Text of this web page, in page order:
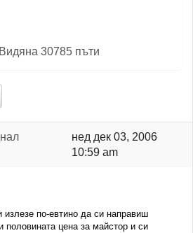
30785 пъти
нед дек 03, 2006
10:59 am
по-евтино да си направиш
половината цена за майстор и си